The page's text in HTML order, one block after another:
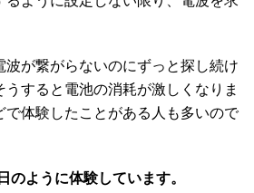
波が繋がらないのにずっと探し続け
うすると電池の消耗が激しくなりま
で体験したことがある人も多いので
のように体験しています。